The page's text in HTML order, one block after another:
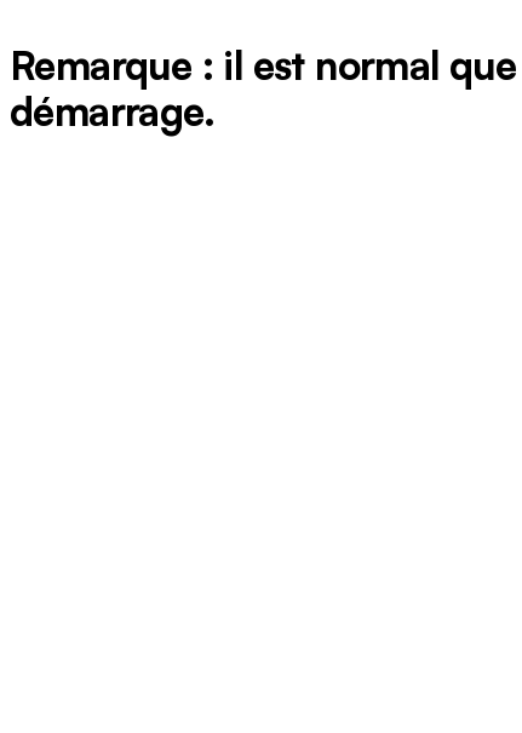
Remarque : il est normal
démarrage.